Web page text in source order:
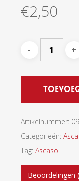
€2,50
Artikelnummer:
Categorieën:
Tag: Ascaso
Beoordelingen